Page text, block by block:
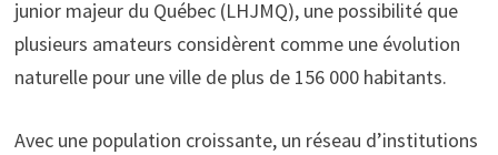
junior majeur du Québec (LHJMQ), une possibilité que
plusieurs amateurs considèrent comme une évolution
naturelle pour une ville de plus de 156 000 habitants.
Avec une population croissante, un réseau d’institutions